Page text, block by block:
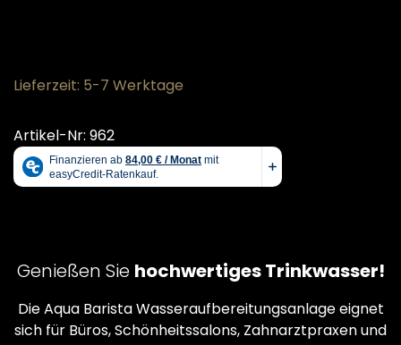
Lieferzeit: 5-7 Werktage
Artikel-Nr: 962
Genießen Sie hochwertiges Trinkwasser!
Die Aqua Barista Wasseraufbereitungsanlage eignet
sich für Büros, Schönheitssalons, Zahnarztpraxen und